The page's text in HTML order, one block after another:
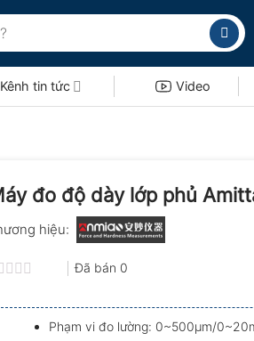
Kênh tin tức Video
đo độ dày lớp phủ
hiệu:
Đã bán 0
Phạm vi đo lường: 0~500µm/